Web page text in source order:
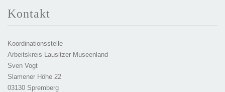
Kontakt
Koordinationsstelle
Arbeitskreis Lausitzer Museenland
Sven Vogt
Slamener Höhe 22
03130 Spremberg